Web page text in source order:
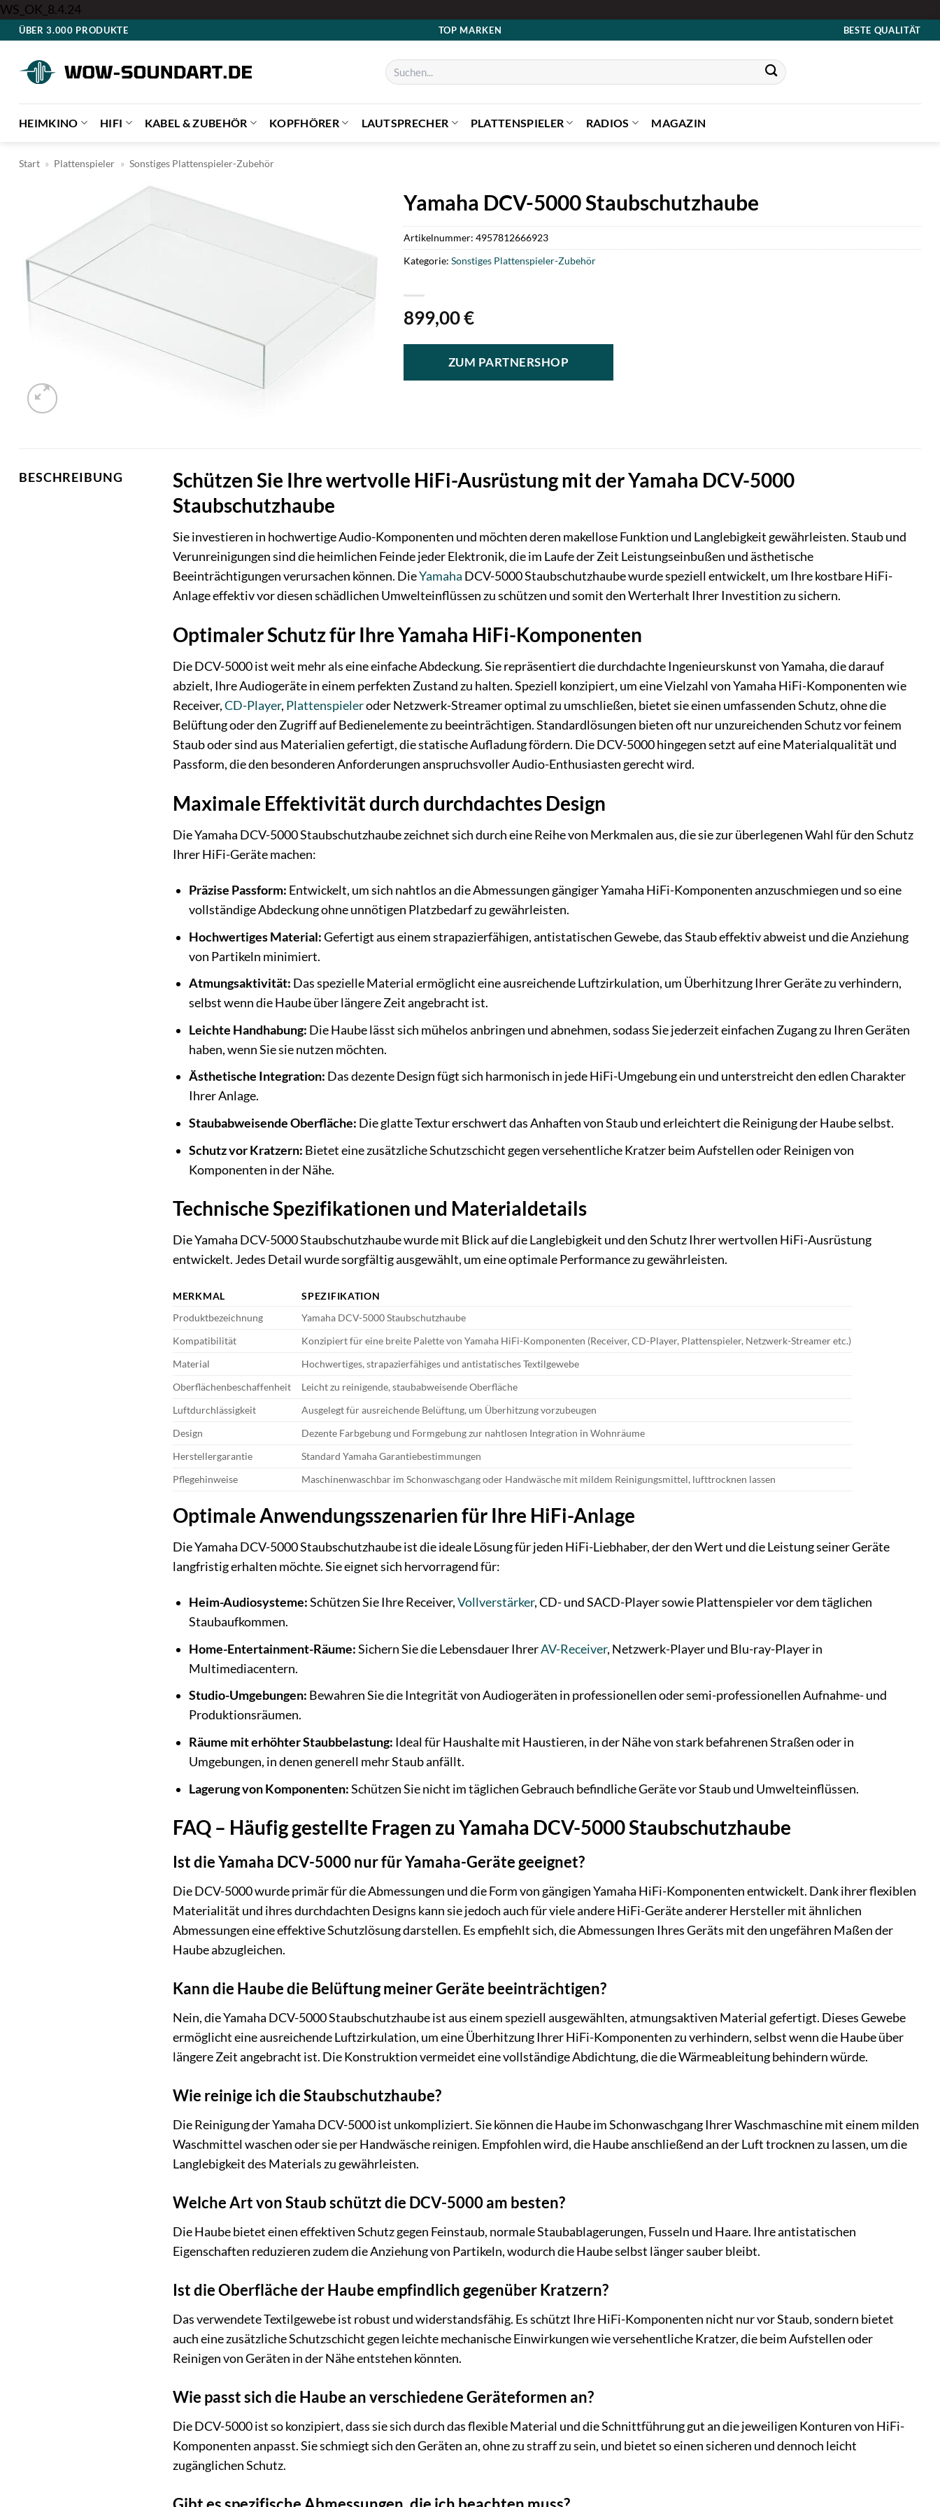
WS_OK_8.4.24Zum
Inhalt
ÜBER 3.000 PRODUKTE TOP MARKEN BESTE QUALITÄT
Suchen
nach:
HEIMKINO HIFI KABEL & ZUBEHÖR KOPFHÖRER LAUTSPRECHER PLATTENSPIELER RADIOS MAGAZIN
Start » Plattenspieler » Sonstiges Plattenspieler-Zubehör
Yamaha DCV-5000 Staubschutzhaube
899,00€
ZUM PARTNERSHOP
Artikelnummer: 4957812666923
Kategorie: Sonstiges Plattenspieler-Zubehör
BESCHREIBUNG
Schützen Sie Ihre wertvolle HiFi-Ausrüstung mit der Yamaha DCV-5000
Staubschutzhaube
Sie investieren in hochwertige Audio-Komponenten und möchten deren makellose Funktion und Langlebigkeit gewährleisten. Staub und
Verunreinigungen sind die heimlichen Feinde jeder Elektronik, die im Laufe der Zeit Leistungseinbußen und ästhetische
Beeinträchtigungen verursachen können. DieYamaha DCV-5000 Staubschutzhaube wurde speziell entwickelt, um Ihre kostbare HiFi-
Anlage effektiv vor diesen schädlichen Umwelteinflüssen zu schützen und somit den Werterhalt Ihrer Investition zu sichern.
Optimaler Schutz für Ihre Yamaha HiFi-Komponenten
Die DCV-5000 ist weit mehr als eine einfache Abdeckung. Sie repräsentiert die durchdachte Ingenieurskunst von Yamaha, die darauf
abzielt, Ihre Audiogeräte in einem perfekten Zustand zu halten. Speziell konzipiert, um eine Vielzahl von Yamaha HiFi-Komponenten wie
Receiver,CD-Player, Plattenspieleroder Netzwerk-Streamer optimal zu umschließen, bietet sie einen umfassenden Schutz, ohne die
Belüftung oder den Zugriff auf Bedienelemente zu beeinträchtigen. Standardlösungen bieten oft nur unzureichenden Schutz vor feinem
Staub oder sind aus Materialien gefertigt, die statische Aufladung fördern. Die DCV-5000 hingegen setzt auf eine Materialqualität und
Passform, die den besonderen Anforderungen anspruchsvoller Audio-Enthusiasten gerecht wird.
Maximale Effektivität durch durchdachtes Design
Die Yamaha DCV-5000 Staubschutzhaube zeichnet sich durch eine Reihe von Merkmalen aus, die sie zur überlegenen Wahl für den Schutz
Ihrer HiFi-Geräte machen:
Präzise Passform: Entwickelt, um sich nahtlos an die Abmessungen gängiger Yamaha HiFi-Komponenten anzuschmiegen und so eine
vollständige Abdeckung ohne unnötigen Platzbedarf zu gewährleisten.
Hochwertiges Material:Gefertigt aus einem strapazierfähigen, antistatischen Gewebe, das Staub effektiv abweist und die Anziehung
von Partikeln minimiert.
Atmungsaktivität: Das spezielle Material ermöglicht eine ausreichende Luftzirkulation, um Überhitzung Ihrer Geräte zu verhindern,
selbst wenn die Haube über längere Zeit angebracht ist.
Leichte Handhabung: Die Haube lässt sich mühelos anbringen und abnehmen, sodass Sie jederzeit einfachen Zugang zu Ihren Geräten
haben, wenn Sie sie nutzen möchten.
Ästhetische Integration: Das dezente Design fügt sich harmonisch in jede HiFi-Umgebung ein und unterstreicht den edlen Charakter
Ihrer Anlage.
Staubabweisende Oberfläche: Die glatte Textur erschwert das Anhaften von Staub und erleichtert die Reinigung der Haube selbst.
Schutz vor Kratzern: Bietet eine zusätzliche Schutzschicht gegen versehentliche Kratzer beim Aufstellen oder Reinigen von
Komponenten in der Nähe.
Technische Spezifikationen und Materialdetails
Die Yamaha DCV-5000 Staubschutzhaube wurde mit Blick auf die Langlebigkeit und den Schutz Ihrer wertvollen HiFi-Ausrüstung
entwickelt. Jedes Detail wurde sorgfältig ausgewählt, um eine optimale Performance zu gewährleisten.
MERKMAL
SPEZIFIKATION
Produktbezeichnung
Yamaha DCV-5000 Staubschutzhaube
Kompatibilität
Konzipiert für eine breite Palette von Yamaha HiFi-Komponenten (Receiver, CD-Player, Plattenspieler, Netzwerk-Streamer etc.)
Material
Hochwertiges, strapazierfähiges und antistatisches Textilgewebe
Oberflächenbeschaffenheit
Leicht zu reinigende, staubabweisende Oberfläche
Luftdurchlässigkeit
Ausgelegt für ausreichende Belüftung, um Überhitzung vorzubeugen
Design
Dezente Farbgebung und Formgebung zur nahtlosen Integration in Wohnräume
Herstellergarantie
Standard Yamaha Garantiebestimmungen
Pflegehinweise
Maschinenwaschbar im Schonwaschgang oder Handwäsche mit mildem Reinigungsmittel, lufttrocknen lassen
Optimale Anwendungsszenarien für Ihre HiFi-Anlage
Die Yamaha DCV-5000 Staubschutzhaube ist die ideale Lösung für jeden HiFi-Liebhaber, der den Wert und die Leistung seiner Geräte
langfristig erhalten möchte. Sie eignet sich hervorragend für:
Heim-Audiosysteme:Schützen Sie Ihre Receiver,Vollverstärker, CD- und SACD-Player sowie Plattenspieler vor dem täglichen
Staubaufkommen.
Home-Entertainment-Räume:Sichern Sie die Lebensdauer IhrerAV-Receiver, Netzwerk-Player und Blu-ray-Player in
Multimediacentern.
Studio-Umgebungen: Bewahren Sie die Integrität von Audiogeräten in professionellen oder semi-professionellen Aufnahme- und
Produktionsräumen.
Räume mit erhöhter Staubbelastung: Ideal für Haushalte mit Haustieren, in der Nähe von stark befahrenen Straßen oder in
Umgebungen, in denen generell mehr Staub anfällt.
Lagerung von Komponenten:Schützen Sie nicht im täglichen Gebrauch befindliche Geräte vor Staub und Umwelteinflüssen.
FAQ – Häufig gestellte Fragen zu Yamaha DCV-5000 Staubschutzhaube
Ist die Yamaha DCV-5000 nur für Yamaha-Geräte geeignet?
Die DCV-5000 wurde primär für die Abmessungen und die Form von gängigen Yamaha HiFi-Komponenten entwickelt. Dank ihrer flexiblen
Materialität und ihres durchdachten Designs kann sie jedoch auch für viele andere HiFi-Geräte anderer Hersteller mit ähnlichen
Abmessungen eine effektive Schutzlösung darstellen. Es empfiehlt sich, die Abmessungen Ihres Geräts mit den ungefähren Maßen der
Haube abzugleichen.
Kann die Haube die Belüftung meiner Geräte beeinträchtigen?
Nein, die Yamaha DCV-5000 Staubschutzhaube ist aus einem speziell ausgewählten, atmungsaktiven Material gefertigt. Dieses Gewebe
ermöglicht eine ausreichende Luftzirkulation, um eine Überhitzung Ihrer HiFi-Komponenten zu verhindern, selbst wenn die Haube über
längere Zeit angebracht ist. Die Konstruktion vermeidet eine vollständige Abdichtung, die die Wärmeableitung behindern würde.
Wie reinige ich die Staubschutzhaube?
Die Reinigung der Yamaha DCV-5000 ist unkompliziert. Sie können die Haube im Schonwaschgang Ihrer Waschmaschine mit einem milden
Waschmittel waschen oder sie per Handwäsche reinigen. Empfohlen wird, die Haube anschließend an der Luft trocknen zu lassen, um die
Langlebigkeit des Materials zu gewährleisten.
Welche Art von Staub schützt die DCV-5000 am besten?
Die Haube bietet einen effektiven Schutz gegen Feinstaub, normale Staubablagerungen, Fusseln und Haare. Ihre antistatischen
Eigenschaften reduzieren zudem die Anziehung von Partikeln, wodurch die Haube selbst länger sauber bleibt.
Ist die Oberfläche der Haube empfindlich gegenüber Kratzern?
Das verwendete Textilgewebe ist robust und widerstandsfähig. Es schützt Ihre HiFi-Komponenten nicht nur vor Staub, sondern bietet
auch eine zusätzliche Schutzschicht gegen leichte mechanische Einwirkungen wie versehentliche Kratzer, die beim Aufstellen oder
Reinigen von Geräten in der Nähe entstehen könnten.
Wie passt sich die Haube an verschiedene Geräteformen an?
Die DCV-5000 ist so konzipiert, dass sie sich durch das flexible Material und die Schnittführung gut an die jeweiligen Konturen von HiFi-
Komponenten anpasst. Sie schmiegt sich den Geräten an, ohne zu straff zu sein, und bietet so einen sicheren und dennoch leicht
zugänglichen Schutz.